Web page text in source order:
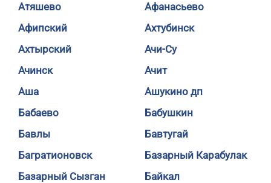
Атяшево
Афанасьево
Афипский
Ахтубинск
Ахтырский
Ачи-Су
Ачинск
Ачит
Аша
Ашукино дп
Бабаево
Бабушкин
Бавлы
Бавтугай
Багратионовск
Базарный Карабулак
Базарный Сызган
Байкал